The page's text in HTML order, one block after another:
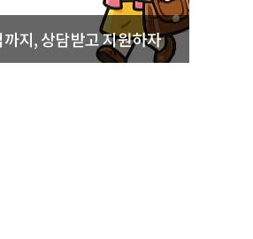
지, 상담받고 지원하자